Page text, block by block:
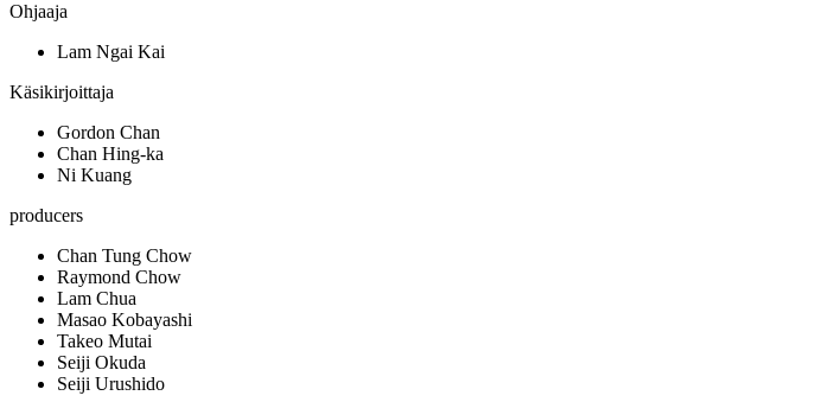
Ohjaaja
Lam Ngai Kai
Käsikirjoittaja
Gordon Chan
Chan Hing-ka
Ni Kuang
producers
Chan Tung Chow
Raymond Chow
Lam Chua
Masao Kobayashi
Takeo Mutai
Seiji Okuda
Seiji Urushido